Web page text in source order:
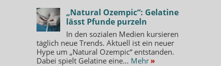
„Natural Ozempic“: Gelatine
lässt Pfunde purzeln
In den sozialen Medien kursieren
täglich neue Trends. Aktuell ist ein neuer
Hype um „Natural Ozempic“ entstanden.
Dabei spielt Gelatine eine... Mehr »